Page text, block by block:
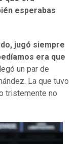
esperabas
jugó siempre
era que
un par de
La que tuvo
tristemente no